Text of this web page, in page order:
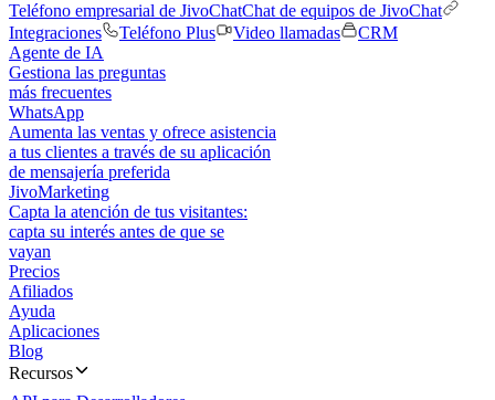
Teléfono empresarial de JivoChatChat de equipos de JivoChat
Integraciones
Teléfono Plus Video llamadas
CRM
Agente de IA
Gestiona las preguntas
más frecuentes
WhatsApp
Aumenta las ventas y ofrece asistencia
a tus clientes a través de su aplicación
de mensajería preferida
JivoMarketing
Capta la atención de tus visitantes:
capta su interés antes de que se
vayan
Precios
Afiliados
Ayuda
Aplicaciones
Blog
Recursos